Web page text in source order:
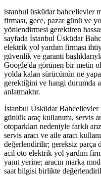
istanbul üsküdar bahcelievler
firması, gece, pazar günü ve
yönlendirmesi gerektiren
sayfada İstanbul Üsküdar
elektrik yol yardım firması
güvenlik ve garanti
Google'da görünen bir metin
yolda kalan sürücünün ne
gerektiğini ve hangi durumda
anlatmaktır.
İstanbul Üsküdar Bahcelievler
günlük araç kullanımı, servis
otoparkları nedeniyle farklı
servis aracı ve aile aracı
değerlendirilir; gereksiz parça
acil oto elektrik yol yardım
yanıt yerine; aracın marka
saat bilgisi birlikte